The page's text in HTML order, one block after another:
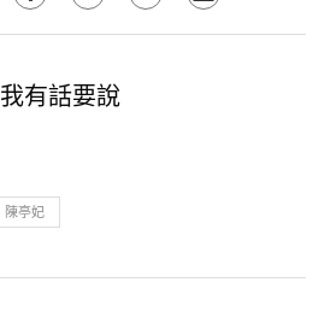
我有話要說
陳亭妃